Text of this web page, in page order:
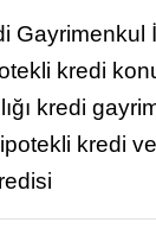
Gayrimenkul
kredi
kredi
kredi